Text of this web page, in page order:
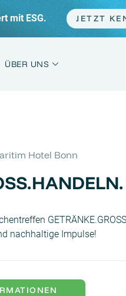
Tage-Plan für sofortige
ÜBER UNS
Hotel Bonn
nachhaltige Impulse!